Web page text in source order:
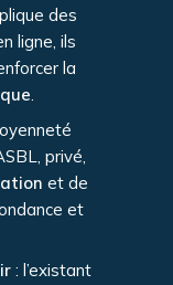
des
ligne, ils
la
.
privé,
et de
et
: l’existant